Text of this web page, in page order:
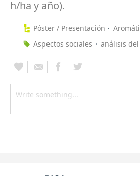
h/ha y año).
Póster / Presentación
Aspectos sociales
análisis